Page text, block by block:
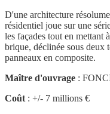
D'une architecture
résidentiel joue sur une
les façades tout en mettant
brique, déclinée sous deux
panneaux en composite.
Maître d'ouvrage :
Coût : +/- 7 millions €